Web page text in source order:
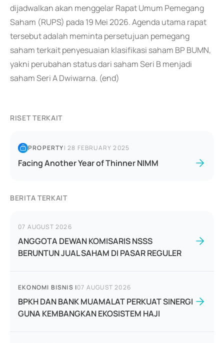
dijadwalkan akan menggelar Rapat Umum Pemegang
Saham (RUPS) pada 19 Mei 2026. Agenda utama rapat
tersebut adalah meminta persetujuan pemegang
saham terkait penyesuaian klasifikasi saham BP BUMN,
yakni perubahan status dari saham Seri B menjadi
saham Seri A Dwiwarna. (end)
RISET TERKAIT
PROPERTY|28 FEBRUARY 2025
Facing Another Year of Thinner NIMM
BERITA TERKAIT
07 AUGUST 2026
ANGGOTA DEWAN KOMISARIS NSSS
BERUNTUN JUAL SAHAM DI PASAR REGULER
EKONOMI BISNIS |07 AUGUST 2026
BPKH DAN BANK MUAMALAT PERKUAT SINERGI
GUNA KEMBANGKAN EKOSISTEM HAJI